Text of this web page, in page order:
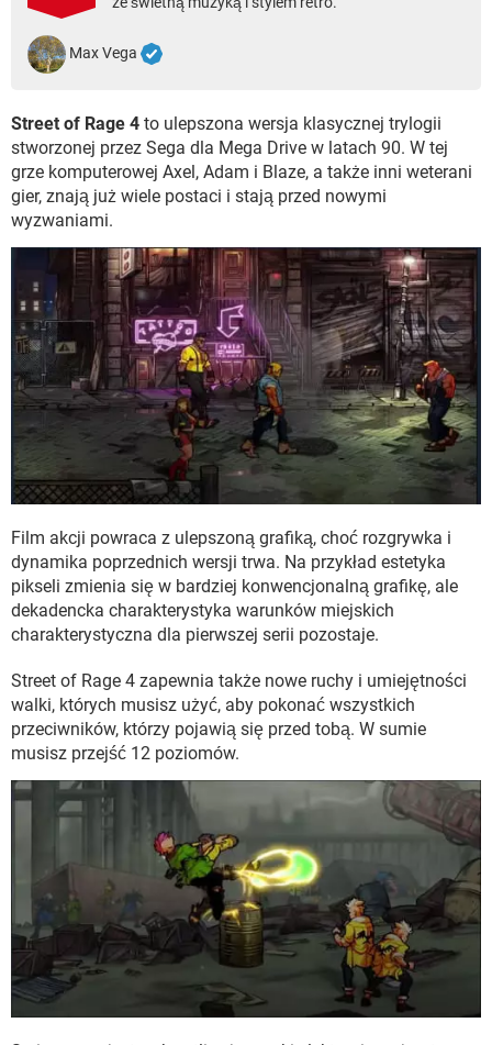
WINDOWS 10
Max Vega
Street of Rage 4 to ulepszona wersja klasycznej trylogii
stworzonej przez Sega dla Mega Drive w latach 90. W tej
grze komputerowej Axel, Adam i Blaze, a także inni weterani
gier, znają już wiele postaci i stają przed nowymi
wyzwaniami.
Film akcji powraca z ulepszoną grafiką, choć rozgrywka i
dynamika poprzednich wersji trwa. Na przykład estetyka
pikseli zmienia się w bardziej konwencjonalną grafikę, ale
dekadencka charakterystyka warunków miejskich
charakterystyczna dla pierwszej serii pozostaje.
Street of Rage 4 zapewnia także nowe ruchy i umiejętności
walki, których musisz użyć, aby pokonać wszystkich
przeciwników, którzy pojawią się przed tobą. W sumie
musisz przejść 12 poziomów.